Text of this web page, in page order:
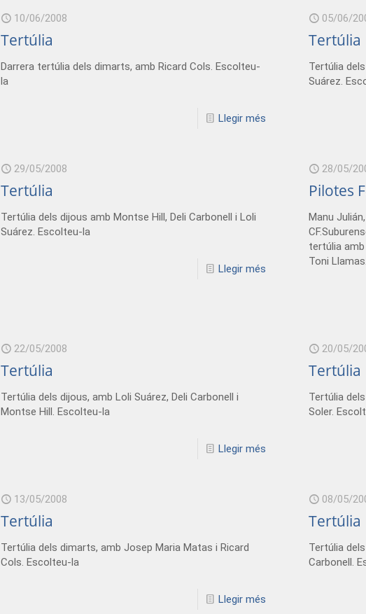
10/06/2008
Tertúlia
Darrera tertúlia dels dimarts, amb Ricard Cols. Escolteu-
la
Llegir més
05/06/
Tertúlia
Tertúlia
Suárez.
29/05/2008
Tertúlia
Tertúlia dels dijous amb Montse Hill, Deli Carbonell i Loli
Suárez. Escolteu-la
Llegir més
28/05/
Pilotes
Manu
tertúlia
Toni
22/05/2008
Tertúlia
Tertúlia dels dijous, amb Loli Suárez, Deli Carbonell i
Montse Hill. Escolteu-la
Llegir més
20/05/
Tertúlia
Tertúlia
Soler.
13/05/2008
Tertúlia
Tertúlia dels dimarts, amb Josep Maria Matas i Ricard
Cols. Escolteu-la
Llegir més
08/05/
Tertúlia
Tertúlia
Carbonell.